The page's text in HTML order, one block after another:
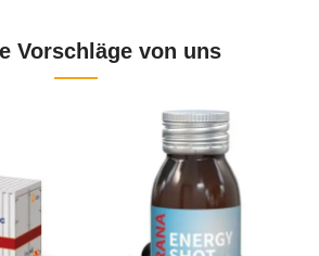
Vorschläge von uns